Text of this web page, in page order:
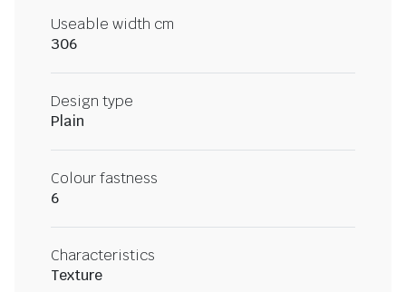
Useable width cm
306
Design type
Plain
Colour fastness
6
Characteristics
Texture